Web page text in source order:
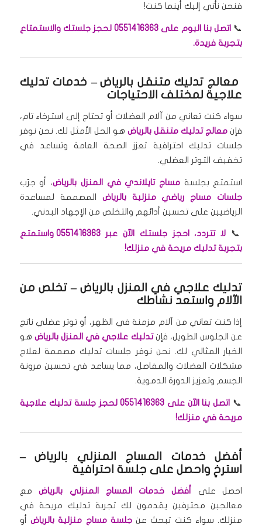
فنحن نأتي إليك أينما كنت!
📞
اتصل بنا اليوم على 0551416363 لحجز جلستك والاستمتاع
بتجربة فريدة.
معالج تدليك متنقل بالرياض– خدمات تدليك
علاجية لمختلف الاحتياجات
سواء كنت تعاني من آلام العضلات أو تحتاج إلى استرخاء تام،
فإن معالج تدليك متنقل بالرياضهو الحل الأمثل لك. نحن نوفر
جلسات تدليك احترافية تعزز الصحة العامة وتساعد في
تخفيف التوتر العضلي.
استمتع بجلسةمساج تايلاندي في المنزل بالرياض، أو جرّب
جلسات مساج رياضي منزلية بالرياض المصممة لمساعدة
الرياضيين على تحسين أدائهم والتخلص من الإجهاد البدني.
📞
لا تتردد، احجز جلستك الآن عبر 0551416363 واستمتع
بتجربة تدليك مريحة في منزلك!
تدليك علاجي في المنزل بالرياض– تخلص من
الآلام واستعد نشاطك
إذا كنت تعاني من آلام مزمنة في الظهر، أو توتر عضلي ناتج
عن الجلوس الطويل، فإنتدليك علاجي في المنزل بالرياض هو
الخيار المثالي لك. نحن نوفر جلسات تدليك مصممة لعلاج
مشكلات العضلات والمفاصل، مما يساعد في تحسين مرونة
الجسم وتعزيز الدورة الدموية.
📞
اتصل بنا الآن على 0551416363 لحجز جلسة تدليك علاجية
مريحة في منزلك!
أفضل خدمات المساج المنزلي بالرياض–
استرخِ واحصل على جلسة احترافية
احصل على أفضل خدمات المساج المنزلي بالرياضمع
معالجين محترفين يقدمون لك تجربة تدليك مريحة في
منزلك. سواء كنت تبحث عنجلسة مساج منزلية بالرياض أو